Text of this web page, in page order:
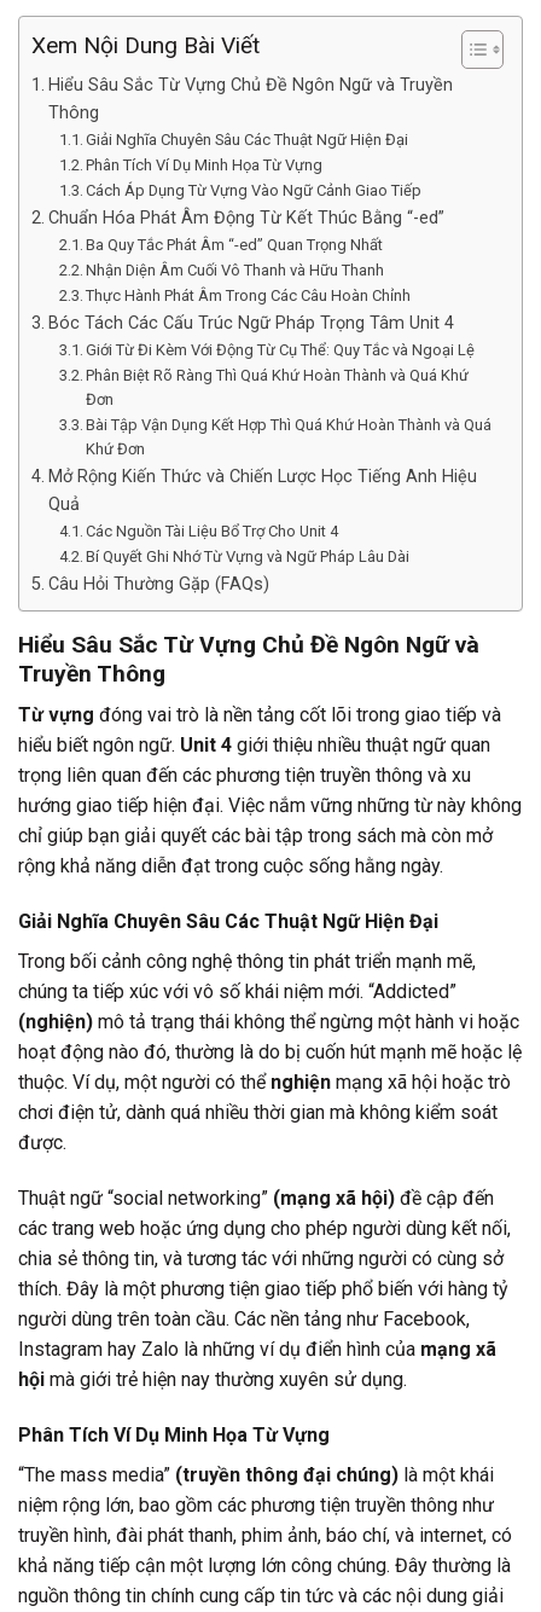
Xem Nội Dung Bài Viết
Hiểu Sâu Sắc Từ Vựng Chủ Đề Ngôn Ngữ và Truyền
Thông
Giải Nghĩa Chuyên Sâu Các Thuật Ngữ Hiện Đại
Phân Tích Ví Dụ Minh Họa Từ Vựng
Cách Áp Dụng Từ Vựng Vào Ngữ Cảnh Giao Tiếp
Chuẩn Hóa Phát Âm Động Từ Kết Thúc Bằng “-ed”
Ba Quy Tắc Phát Âm “-ed” Quan Trọng Nhất
Nhận Diện Âm Cuối Vô Thanh và Hữu Thanh
Thực Hành Phát Âm Trong Các Câu Hoàn Chỉnh
Bóc Tách Các Cấu Trúc Ngữ Pháp Trọng Tâm Unit 4
Giới Từ Đi Kèm Với Động Từ Cụ Thể: Quy Tắc và Ngoại Lệ
Phân Biệt Rõ Ràng Thì Quá Khứ Hoàn Thành và Quá Khứ
Đơn
Bài Tập Vận Dụng Kết Hợp Thì Quá Khứ Hoàn Thành và Quá
Khứ Đơn
Mở Rộng Kiến Thức và Chiến Lược Học Tiếng Anh Hiệu
Quả
Các Nguồn Tài Liệu Bổ Trợ Cho Unit 4
Bí Quyết Ghi Nhớ Từ Vựng và Ngữ Pháp Lâu Dài
Câu Hỏi Thường Gặp (FAQs)
Hiểu Sâu Sắc Từ Vựng Chủ Đề Ngôn Ngữ và
Truyền Thông
Từ vựng đóng vai trò là nền tảng cốt lõi trong giao tiếp và
hiểu biết ngôn ngữ. Unit 4 giới thiệu nhiều thuật ngữ quan
trọng liên quan đến các phương tiện truyền thông và xu
hướng giao tiếp hiện đại. Việc nắm vững những từ này không
chỉ giúp bạn giải quyết các bài tập trong sách mà còn mở
rộng khả năng diễn đạt trong cuộc sống hằng ngày.
Giải Nghĩa Chuyên Sâu Các Thuật Ngữ Hiện Đại
Trong bối cảnh công nghệ thông tin phát triển mạnh mẽ,
chúng ta tiếp xúc với vô số khái niệm mới. “Addicted”
(nghiện) mô tả trạng thái không thể ngừng một hành vi hoặc
hoạt động nào đó, thường là do bị cuốn hút mạnh mẽ hoặc lệ
thuộc. Ví dụ, một người có thể nghiện mạng xã hội hoặc trò
chơi điện tử, dành quá nhiều thời gian mà không kiểm soát
được.
Thuật ngữ “social networking” (mạng xã hội) đề cập đến
các trang web hoặc ứng dụng cho phép người dùng kết nối,
chia sẻ thông tin, và tương tác với những người có cùng sở
thích. Đây là một phương tiện giao tiếp phổ biến với hàng tỷ
người dùng trên toàn cầu. Các nền tảng như Facebook,
Instagram hay Zalo là những ví dụ điển hình của mạng xã
hội mà giới trẻ hiện nay thường xuyên sử dụng.
Phân Tích Ví Dụ Minh Họa Từ Vựng
“The mass media” (truyền thông đại chúng) là một khái
niệm rộng lớn, bao gồm các phương tiện truyền thông như
truyền hình, đài phát thanh, phim ảnh, báo chí, và internet, có
khả năng tiếp cận một lượng lớn công chúng. Đây thường là
nguồn thông tin chính cung cấp tin tức và các nội dung giải